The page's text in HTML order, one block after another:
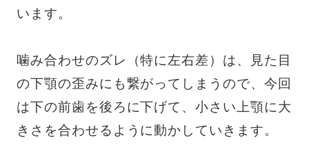
います。
噛み合わせのズレ（特に左右差）は、見た目
の下顎の歪みにも繋がってしまうので、今回
は下の前歯を後ろに下げて、小さい上顎に大
きさを合わせるように動かしていきます。